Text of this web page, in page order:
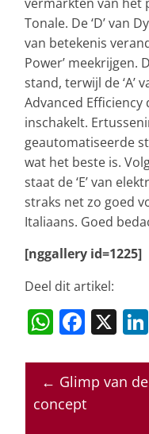
Tonale. De ‘D’ van
van betekenis
Power’ meekrijgen.
stand, terwijl de ‘A’
Advanced
inschakelt.
geautomatiseerde
wat het beste is.
staat de ‘E’ van
straks net zo goed
Italiaans. Goed
[nggallery id=1225]
Deel dit artikel:
W
at
s
F
c
e
X
← Glimp van
concept